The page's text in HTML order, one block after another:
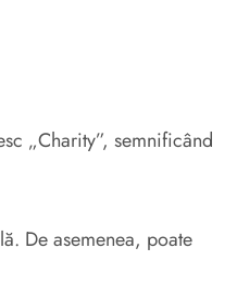
„Charity”, semnificând
De asemenea, poate